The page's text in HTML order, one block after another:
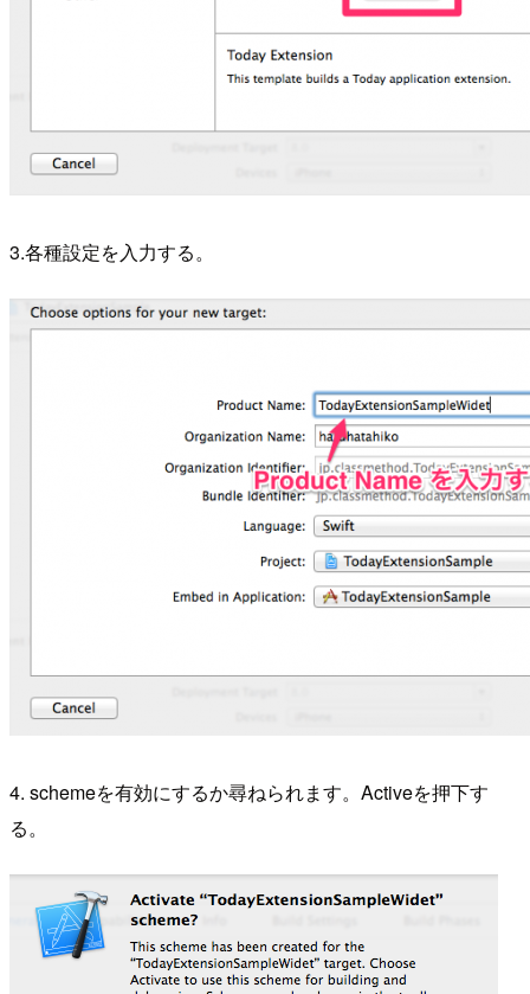
3.各種設定を入力する。
4. schemeを有効にするか尋ねられます。Activeを押下す
る。